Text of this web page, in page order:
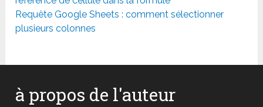
Requête Google Sheets : comment sélectionner
plusieurs colonnes
à propos de l'auteur